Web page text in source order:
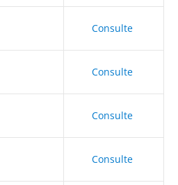
Consulte
Consulte
Consulte
Consulte